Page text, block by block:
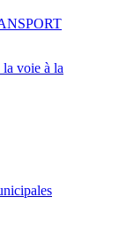
voie à la